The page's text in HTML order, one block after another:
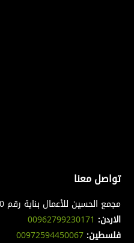
تواصل معنا
مجمع الحسين للأعمال بناية رقم 10
الاردن: 00962799230171
فلسطين:00972594450067